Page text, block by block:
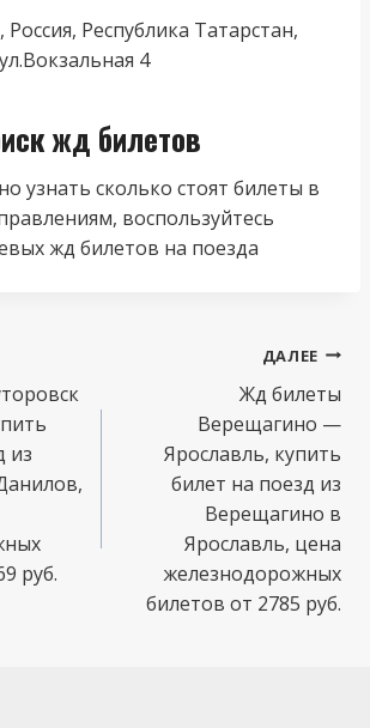
Россия, Республика Татарстан,
4
жд билетов
узнать сколько стоят билеты в
воспользуйтесь
жд билетов на поезда
из
руб.
ДАЛЕЕ
Жд билеты
Верещагино —
Ярославль, купить
билет на поезд из
Верещагино в
Ярославль, цена
железнодорожных
билетов от 2785 руб.